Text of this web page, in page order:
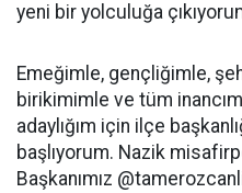
yeni bir yolculuğa
Emeğimle, gençliğimle,
birikimimle ve tüm
adaylığım için ilçe
başlıyorum. Nazik
Başkanımız